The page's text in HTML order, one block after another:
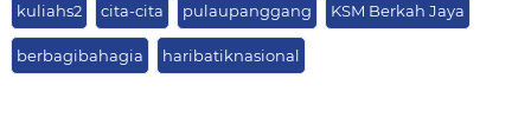
kuliahs2 cita-cita pulaupanggang KSM Berkah Jaya
berbagibahagia haribatiknasional